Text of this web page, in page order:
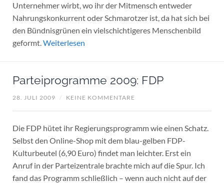
Unternehmer wirbt, wo ihr der Mitmensch entweder
Nahrungskonkurrent oder Schmarotzer ist, da hat sich bei
den Bündnisgrünen ein vielschichtigeres Menschenbild
geformt.Weiterlesen
Parteiprogramme 2009: FDP
28. JULI 2009 / KEINE KOMMENTARE
Die FDP hütet ihr Regierungsprogramm wie einen Schatz.
Selbst den Online-Shop mit dem blau-gelben FDP-
Kulturbeutel (6,90 Euro) findet man leichter. Erst ein
Anruf in der Parteizentrale brachte mich auf die Spur. Ich
fand das Programm schließlich – wenn auch nicht auf der